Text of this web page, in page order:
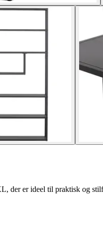
der er ideel til praktisk og